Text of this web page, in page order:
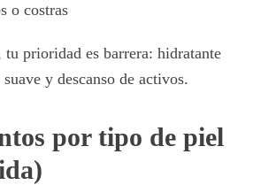
o costras
prioridad es barrera: hidratante
y descanso de activos.
por tipo de piel